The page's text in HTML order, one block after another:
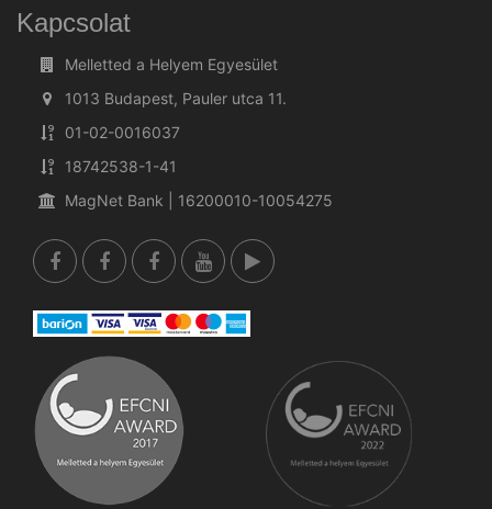
Kapcsolat
Melletted a Helyem Egyesület
1013 Budapest, Pauler utca 11.
01-02-0016037
18742538-1-41
MagNet Bank | 16200010-10054275